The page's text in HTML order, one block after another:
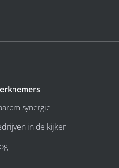
synergie
in de kijker